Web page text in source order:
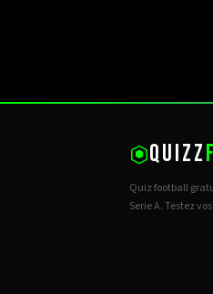
QUIZZ
Quiz football
Serie A. Testez